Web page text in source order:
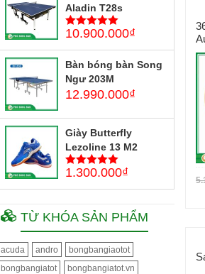
Aladin T28s
5trên 5
10.900.000₫
Bàn bóng bàn Song
Ngư 203M
12.990.000₫
Giày Butterfly
Lezoline 13 M2
5trên 5
1.300.000₫
TỪ KHÓA SẢN PHẨM
acuda andro
bongbangiaotot
bongbangiatot
bongbangiatot.vn